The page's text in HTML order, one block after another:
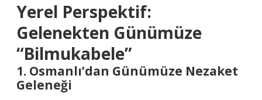
Yerel Perspektif:
Gelenekten Günümüze
“Bilmukabele”
1. Osmanlı’dan Günümüze Nezaket
Geleneği